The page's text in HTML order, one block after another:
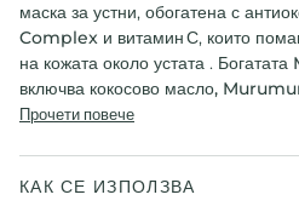
маска за устни, обогатена с
Complex и витамин С, които
на кожата около устата . Богатата
включва кокосово масло,
Прочети повече
КАК СЕ ИЗПОЛЗВА